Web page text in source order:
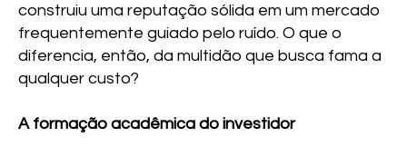
construiu uma reputação sólida em um mercado
frequentemente guiado pelo ruído. O que o
diferencia, então, da multidão que busca fama a
qualquer custo?
A formação acadêmica do investidor